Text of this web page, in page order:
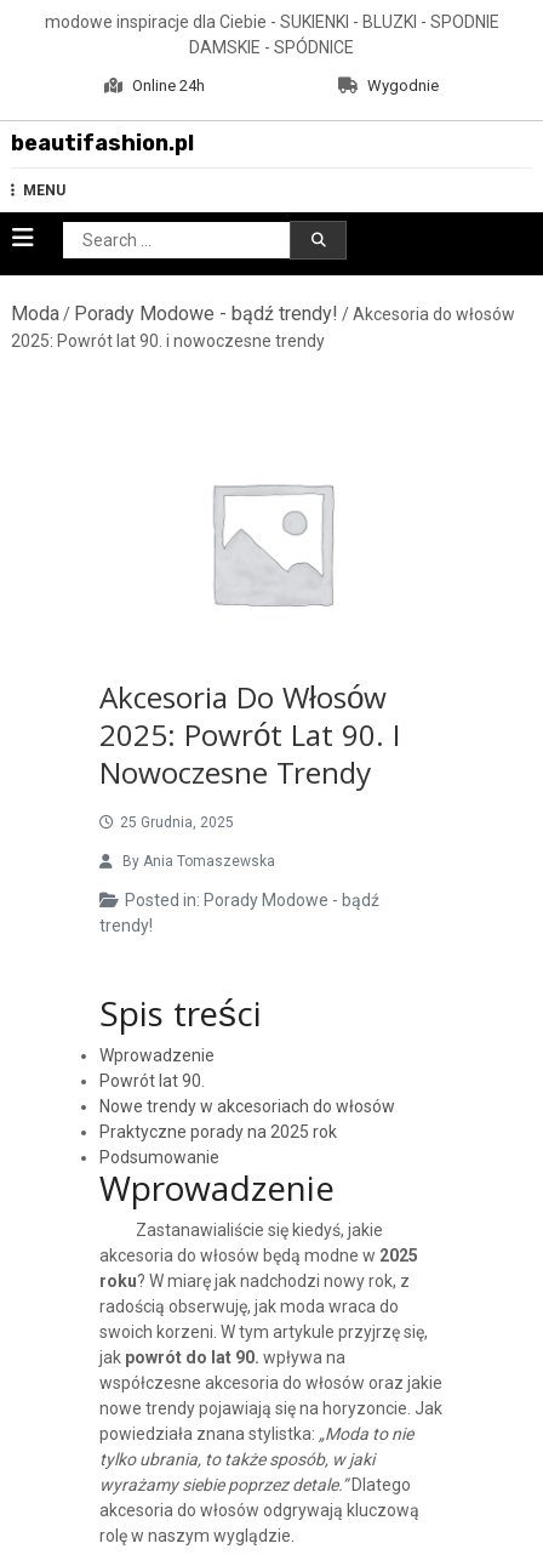
modowe inspiracje dla Ciebie - SUKIENKI - BLUZKI - SPODNIE
DAMSKIE - SPÓDNICE
Online 24h Wygodnie
beautifashion.pl
MENU
Search
for:
Moda/ Porady Modowe - bądź trendy! / Akcesoria do włosów
2025: Powrót lat 90. i nowoczesne trendy
Akcesoria Do Włosów
2025: Powrót Lat 90. I
Nowoczesne Trendy
25 Grudnia, 2025
By Ania Tomaszewska
Posted in: Porady Modowe - bądź
trendy!
Spis treści
Wprowadzenie
Powrót lat 90.
Nowe trendy w akcesoriach do włosów
Praktyczne porady na 2025 rok
Podsumowanie
Wprowadzenie
Zastanawialiście się kiedyś, jakie
akcesoria do włosów będą modne w 2025
roku? W miarę jak nadchodzi nowy rok, z
radością obserwuję, jak moda wraca do
swoich korzeni. W tym artykule przyjrzę się,
jak powrót do lat 90. wpływa na
współczesne akcesoria do włosów oraz jakie
nowe trendy pojawiają się na horyzoncie. Jak
powiedziała znana stylistka: „Moda to nie
tylko ubrania, to także sposób, w jaki
wyrażamy siebie poprzez detale.”Dlatego
akcesoria do włosów odgrywają kluczową
rolę w naszym wyglądzie.